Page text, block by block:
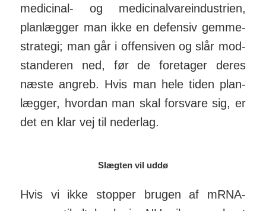
medi­cinal- og medi­ci­nal­vare­in­du­strien,
plan­lægger man ikke en de­fensiv gem­me­
stra­tegi; man går i offen­siven og slår mod­
standeren ned, før de fore­tager deres
næste angreb. Hvis man hele tiden plan­
lægger, hvordan man skal for­svare sig, er
det en klar vej til nederlag.
Slægten vil uddø
Hvis vi ikke stopper brugen af mRNA-